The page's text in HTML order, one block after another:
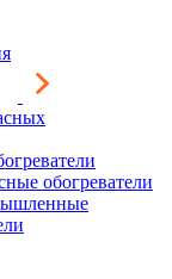
обогреватели